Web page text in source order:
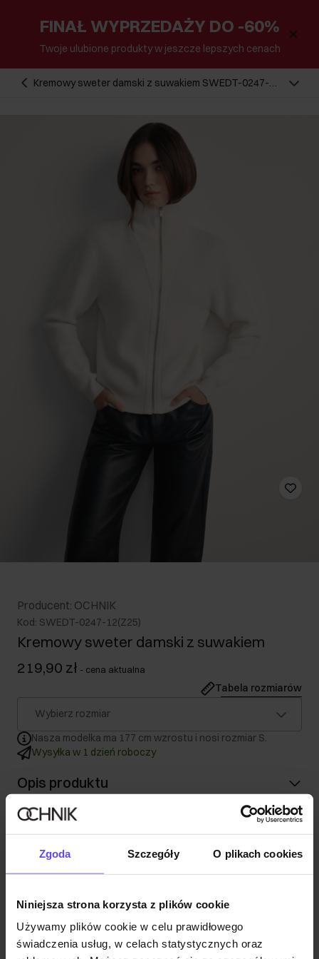
Zgoda Szczegóły O plikach cookies
Niniejsza strona korzysta z plików cookie
Używamy plików cookie w celu prawidłowego
świadczenia usług, w celach statystycznych oraz
FINAŁ WYPRZEDAŻY DO -60%
Twoje ulubione produkty w jeszcze lepszych cenach
Kremowy sweter damski z suwakiem SWEDT-0247-
Producent: OCHNIK
Kod: SWEDT-0247-12(Z25)
Kremowy sweter damski z suwakiem
219,90 zł - cena aktualna
Tabela rozmiarów
Wybierz rozmiar
Nasza modelka ma 177 cm wzrostu i nosi rozmiar S.
Wysyłka w 1 dzień roboczy
Opis produktu
Skład
Opinie